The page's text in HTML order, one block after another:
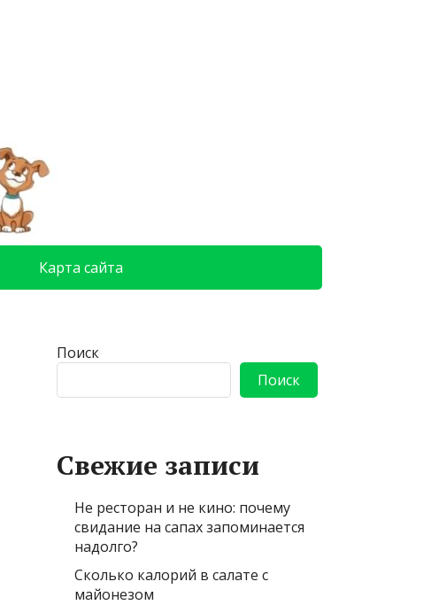
Карта сайта
Поиск
Поиск
Свежие записи
Не ресторан и не кино: почему
свидание на сапах запоминается
надолго?
Сколько калорий в салате с
майонезом